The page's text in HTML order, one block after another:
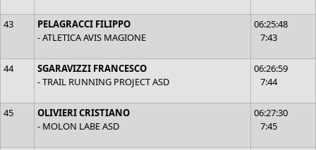
43
PELAGRACCI FILIPPO
- ATLETICA AVIS MAGIONE
06:25:48
7:43
44
SGARAVIZZI FRANCESCO
- TRAIL RUNNING PROJECT ASD
06:26:59
7:44
45
OLIVIERI CRISTIANO
- MOLON LABE ASD
06:27:30
7:45